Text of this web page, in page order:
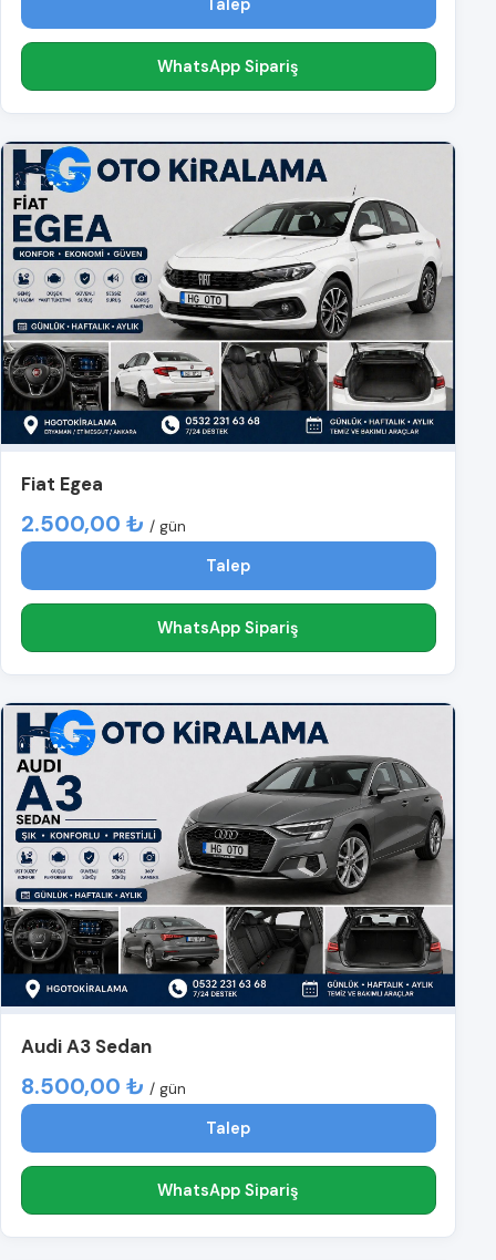
Talep
WhatsApp Sipariş
Fiat Egea
2.500,00 ₺ / gün
Talep
WhatsApp Sipariş
Audi A3 Sedan
8.500,00 ₺ / gün
Talep
WhatsApp Sipariş